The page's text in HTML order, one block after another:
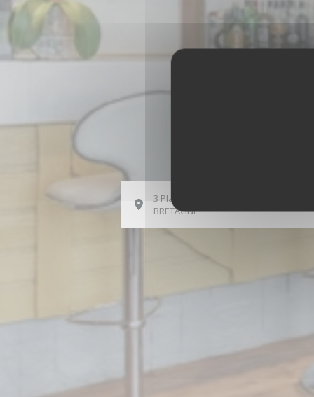
3 Place de la Gare 35360 MONTAUBAN
BRETAGNE((在新窗口中打开))